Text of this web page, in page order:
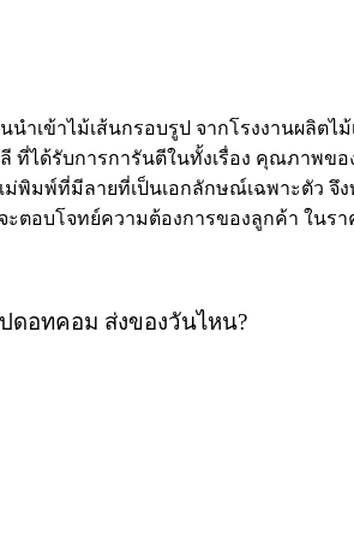
นำเข้าไม้เส้นกรอบรูป จากโรงงานผลิตไ
ลี ที่ได้รับการการันตีในทั้งเรื่อง คุณภาพข
พิมพ์ที่มีลายที่เป็นเอกลักษณ์เฉพาะตัว จึง
ะตอบโจทย์ความต้องการของลูกค้า ในรา
ดอทคอม ส่งของวันไหน?